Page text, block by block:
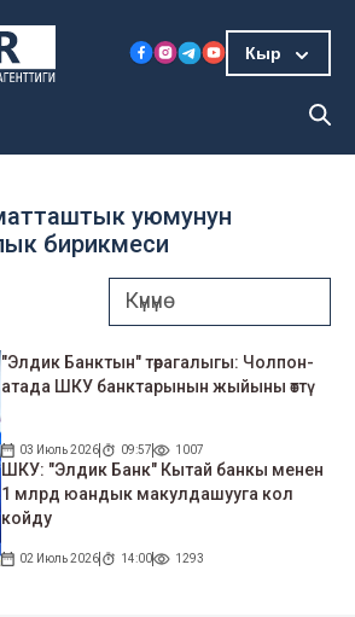
Кыр
уюмунун
бирикмеси
"Элдик Банктын" төрагалыгы: Чолпон-
атада ШКУ банктарынын жыйыны өттү
03 Июль 2026 09:57 1007
ШКУ: "Элдик Банк" Кытай банкы менен
1 млрд юандык макулдашууга кол
койду
02 Июль 2026 14:00 1293